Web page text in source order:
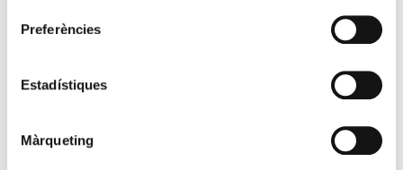
Preferències
Estadístiques
Màrqueting
l’esport. La pràctica esportiva és una via de
qualitat de vida i engresca en la superació personal.
d’Esquí també compta amb la col·laboració del Comú
de Canillo i de Grandvalira Social, a més del suport